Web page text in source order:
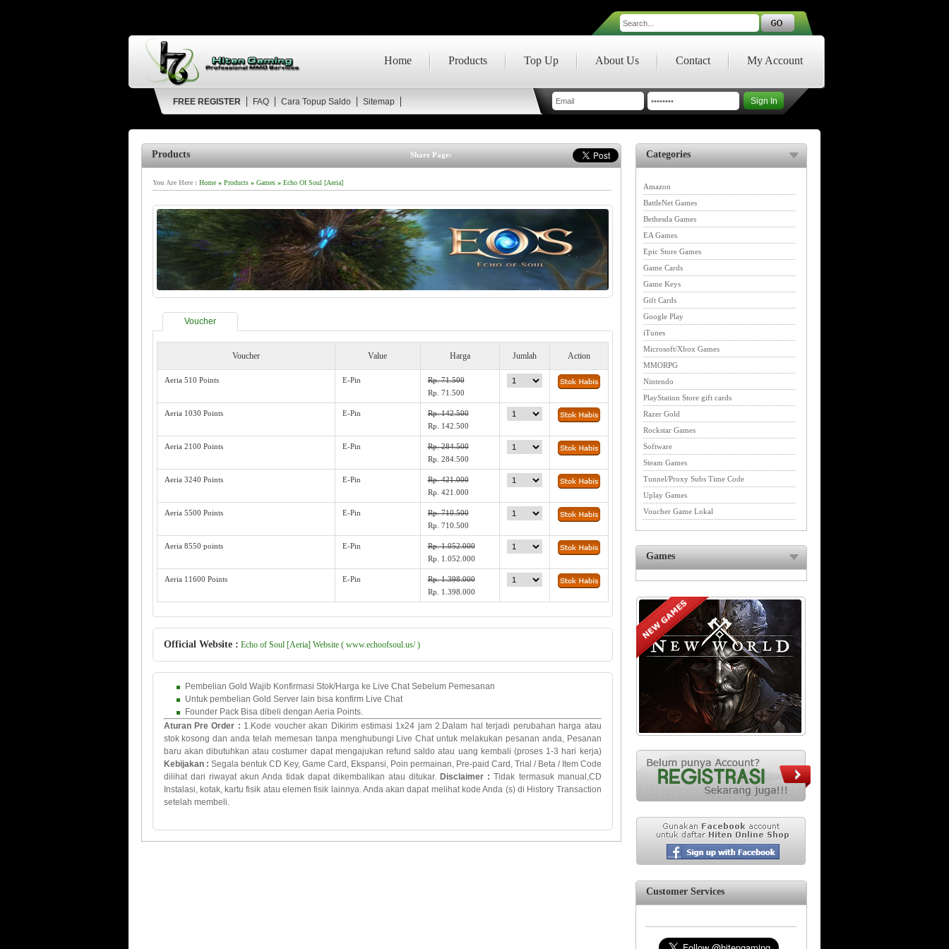
Home Products Top Up About Us Contact My Account
FREE REGISTER FAQ Cara Topup Saldo Sitemap
Products Share Page:
You Are Here : Home» Products» Games» Echo Of Soul [Aeria]
Voucher
Voucher Value Harga Jumlah Action
Aeria 510 Points E-Pin
Rp. 71.500
Rp. 71.500
Aeria 1030 Points E-Pin
Rp. 142.500
Rp. 142.500
Aeria 2100 Points E-Pin
Rp. 284.500
Rp. 284.500
Aeria 3240 Points E-Pin
Rp. 421.000
Rp. 421.000
Aeria 5500 Points E-Pin
Rp. 710.500
Rp. 710.500
Aeria 8550 points E-Pin
Rp. 1.052.000
Rp. 1.052.000
Aeria 11600 Points E-Pin
Rp. 1.398.000
Rp. 1.398.000
Official Website : Echo of Soul [Aeria] Website ( www.echoofsoul.us/ )
Pembelian Gold Wajib Konfirmasi Stok/Harga ke Live Chat Sebelum Pemesanan
Untuk pembelian Gold Server lain bisa konfirm Live Chat
Founder Pack Bisa dibeli dengan Aeria Points.
Aturan Pre Order : 1.Kode voucher akan Dikirim estimasi 1x24 jam 2.Dalam hal terjadi perubahan harga atau
stok kosong dan anda telah memesan tanpa menghubungi Live Chatuntuk melakukan pesanan anda, Pesanan
baru akan dibutuhkan atau costumer dapat mengajukan refund saldo atau uang kembali (proses 1-3 hari kerja)
Kebijakan : Segala bentuk CD Key, Game Card, Ekspansi, Poin permainan, Pre-paid Card , Trial / Beta / Item Code
dilihat dari riwayat akun Anda tidak dapat dikembalikan atau ditukar. Disclaimer : Tidak termasuk manual ,CD
Instalasi, kotak, kartu fisik atau elemen fisik lainnya.Anda akan dapat melihat kode Anda (s) di History Transaction
setelah membeli.
Categories
Amazon
BattleNet Games
Bethesda Games
EA Games
Epic Store Games
Game Cards
Game Keys
Gift Cards
Google Play
iTunes
Microsoft/Xbox Games
MMORPG
Nintendo
PlayStation Store gift cards
Razer Gold
Rockstar Games
Software
Steam Games
Tunnel/Proxy Subs Time Code
Uplay Games
Voucher Game Lokal
Games
Customer Services